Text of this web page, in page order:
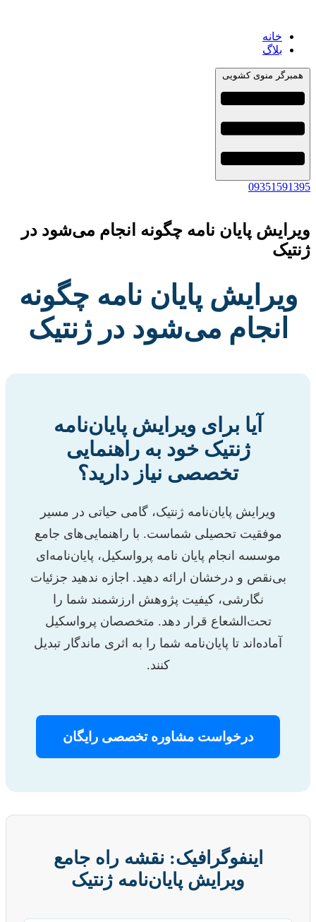
خانه
بلاگ
منوی کشویی
پایان نامه چگونه انجام می‌شود در
ویرایش پایان نامه چگونه
انجام می‌شود در ژنتیک
آیا برای ویرایش پایان‌نامه
ژنتیک خود به راهنمایی
تخصصی نیاز دارید؟
ویرایش پایان‌نامه ژنتیک، گامی حیاتی در مسیر
موفقیت تحصیلی شماست. با راهنمایی‌های جامع
موسسه انجام پایان نامه پرواسکیل، پایان‌نامه‌ای
بی‌نقص و درخشان ارائه دهید. اجازه ندهید جزئیات
نگارشی، کیفیت پژوهش ارزشمند شما را
تحت‌الشعاع قرار دهد. متخصصان پرواسکیل
آماده‌اند تا پایان‌نامه شما را به اثری ماندگار تبدیل
کنند.
درخواست مشاوره تخصصی رایگان
اینفوگرافیک: نقشه راه جامع
ویرایش پایان‌نامه ژنتیک